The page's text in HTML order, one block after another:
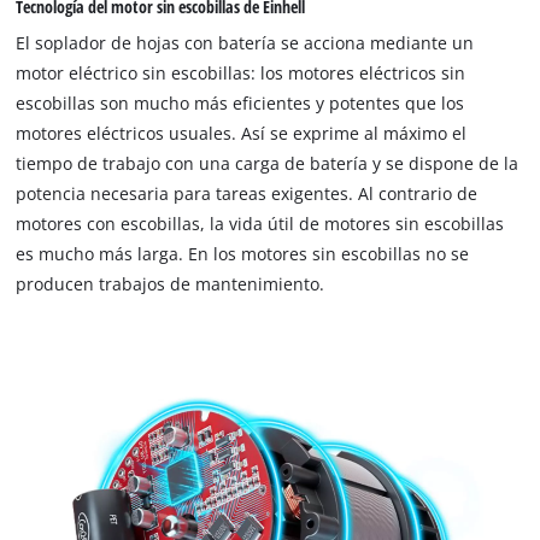
Tecnología del motor sin escobillas de Einhell
El soplador de hojas con batería se acciona mediante un
motor eléctrico sin escobillas: los motores eléctricos sin
escobillas son mucho más eficientes y potentes que los
motores eléctricos usuales. Así se exprime al máximo el
tiempo de trabajo con una carga de batería y se dispone de la
potencia necesaria para tareas exigentes. Al contrario de
motores con escobillas, la vida útil de motores sin escobillas
es mucho más larga. En los motores sin escobillas no se
producen trabajos de mantenimiento.